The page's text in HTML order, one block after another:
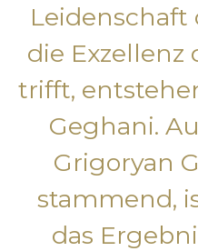
Leidenschaft
die Exzellenz
trifft,
Geghani.
Grigoryan
stammend,
das